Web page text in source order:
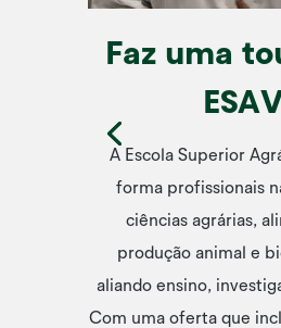
Faz uma
A Escola Superior
forma profissionais
ciências agrárias,
produção animal e
aliando ensino,
Com uma oferta que